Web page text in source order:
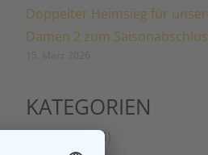
Doppelter Heimsieg für
Damen 2 zum
KATEGORIEN
(24)